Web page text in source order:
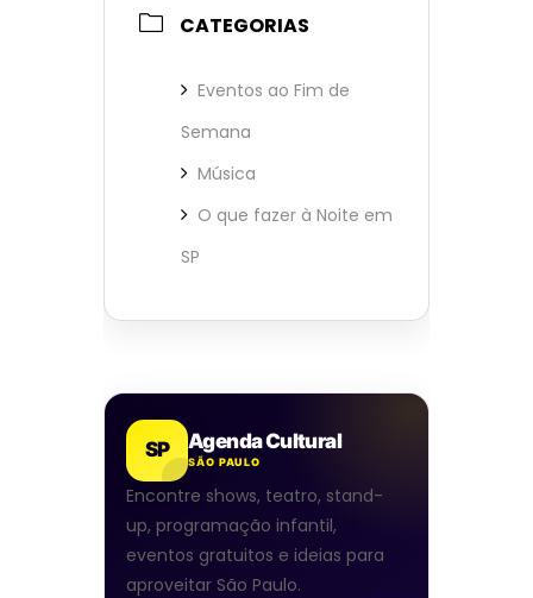
CATEGORIAS
Eventos ao Fim de
Semana
Música
O que fazer à Noite em
SP
SP Agenda Cultural
SÃO PAULO
Encontre shows, teatro, stand-
up, programação infantil,
eventos gratuitos e ideias para
aproveitar São Paulo.